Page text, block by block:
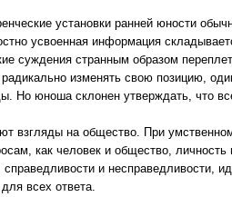
установки ранней юности
усвоенная информация
суждения странным образом
изменять свою позицию,
Но юноша склонен утверждать, что
взгляды на общество. При
как человек и общество,
и несправедливости,
всех ответа.